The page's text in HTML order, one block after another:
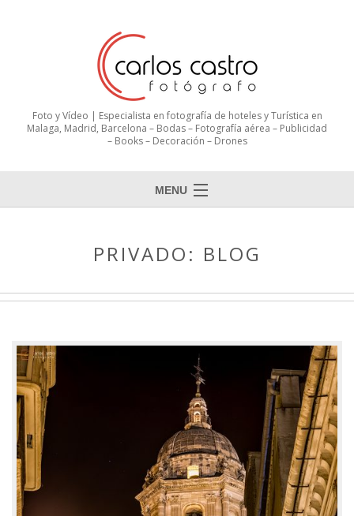
Foto y Vídeo | Especialista en fotografía de hoteles y Turística en
Malaga, Madrid, Barcelona – Bodas – Fotografía aérea – Publicidad
– Books – Decoración – Drones
MENU
PRIVADO: BLOG